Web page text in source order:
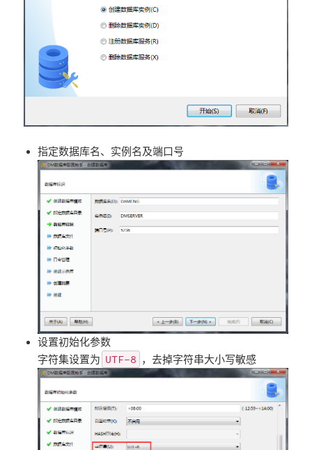
指定数据库名、实例名及端口号
设置初始化参数
字符集设置为 UTF-8 ，去掉字符串大小写敏感